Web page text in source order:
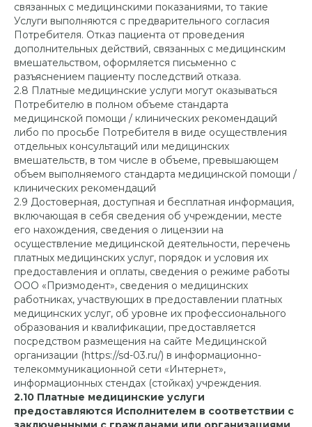
связанных с медицинскими показаниями, то такие
Услуги выполняются с предварительного согласия
Потребителя. Отказ пациента от проведения
дополнительных действий, связанных с медицинским
вмешательством, оформляется письменно с
разъяснением пациенту последствий отказа.
2.8 Платные медицинские услуги могут оказываться
Потребителю в полном объеме стандарта
медицинской помощи / клинических рекомендаций
либо по просьбе Потребителя в виде осуществления
отдельных консультаций или медицинских
вмешательств, в том числе в объеме, превышающем
объем выполняемого стандарта медицинской помощи /
клинических рекомендаций
2.9 Достоверная, доступная и бесплатная информация,
включающая в себя сведения об учреждении, месте
его нахождения, сведения о лицензии на
осуществление медицинской деятельности, перечень
платных медицинских услуг, порядок и условия их
предоставления и оплаты, сведения о режиме работы
ООО «Призмодент», сведения о медицинских
работниках, участвующих в предоставлении платных
медицинских услуг, об уровне их профессионального
образования и квалификации, предоставляется
посредством размещения на сайте Медицинской
организации (https://sd-03.ru/) в информационно-
телекоммуникационной сети «Интернет»,
информационных стендах (стойках) учреждения.
2.10 Платные медицинские услуги
предоставляются Исполнителем в соответствии с